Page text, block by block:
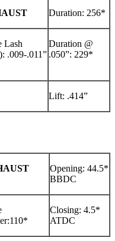
Duration: 256*
Lash
.009-.011”
Duration @
.050”: 229*
Lift: .414”
Opening: 44.5*
BBDC
Closing: 4.5*
ATDC